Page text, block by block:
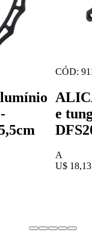
CÓD:
e
A
U$ 18,13